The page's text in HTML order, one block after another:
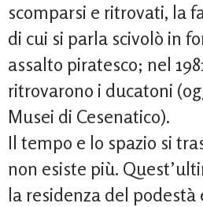
scomparsi e ritrovati, la
di cui si parla scivolò in
assalto piratesco; nel
ritrovarono i ducatoni
Musei di Cesenatico).
Il tempo e lo spazio si
non esiste più.
la residenza del